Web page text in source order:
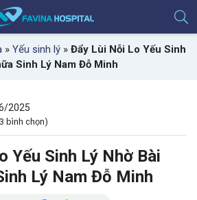
» Yếu sinh lý » Đẩy Lùi Nỗi Lo Yếu Sinh
Sinh Lý Nam Đỗ Minh
2025
bình chọn)
Yếu Sinh Lý Nhờ Bài
Lý Nam Đỗ Minh